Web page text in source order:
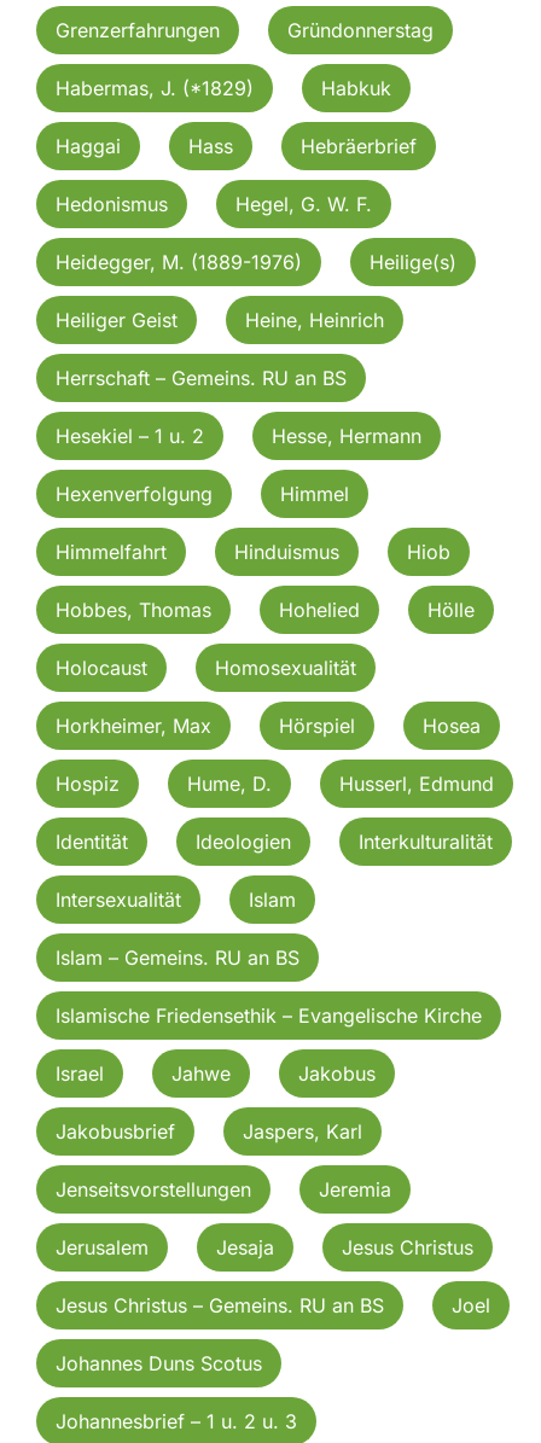
Grenzerfahrungen Gründonnerstag
Habermas, J. (*1829) Habkuk
Haggai Hass Hebräerbrief
Hedonismus Hegel, G. W. F.
Heidegger, M. (1889-1976) Heilige(s)
Heiliger Geist Heine, Heinrich
Herrschaft – Gemeins. RU an BS
Hesekiel – 1 u. 2 Hesse, Hermann
Hexenverfolgung Himmel
Himmelfahrt Hinduismus Hiob
Hobbes, Thomas Hohelied Hölle
Holocaust Homosexualität
Horkheimer, Max Hörspiel Hosea
Hospiz Hume, D. Husserl, Edmund
Identität Ideologien Interkulturalität
Intersexualität Islam
Islam – Gemeins. RU an BS
Islamische Friedensethik – Evangelische Kirche
Israel Jahwe Jakobus
Jakobusbrief Jaspers, Karl
Jenseitsvorstellungen Jeremia
Jerusalem Jesaja Jesus Christus
Jesus Christus – Gemeins. RU an BS Joel
Johannes Duns Scotus
Johannesbrief – 1 u. 2 u. 3